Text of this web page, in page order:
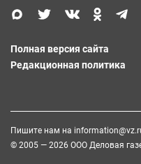
Полная версия сайта
Редакционная политика
Пишите нам на
© 2005 — 2026 ООО Деловая